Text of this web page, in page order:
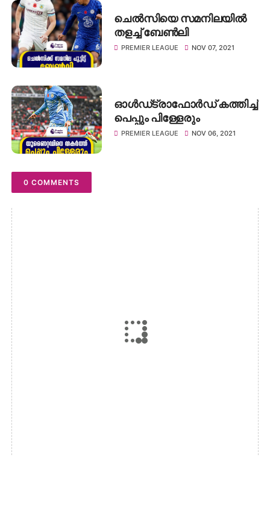
ചെൽസിയെ സമനിലയിൽ
തളച്ച് ബേൺലി
PREMIER LEAGUE NOV 07, 2021
ഓൾഡ്ട്രാഫോർഡ് കത്തിച്ച്
പെപ്പും പിള്ളേരും
PREMIER LEAGUE NOV 06, 2021
0 COMMENTS